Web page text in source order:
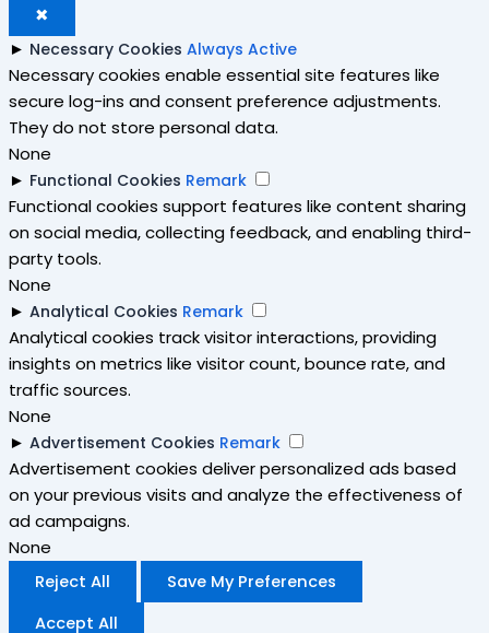
✖
► Necessary Cookies Always Active
Necessary cookies enable essential site features like
secure log-ins and consent preference adjustments.
They do not store personal data.
None
► Functional Cookies Remark
Functional cookies support features like content sharing
on social media, collecting feedback, and enabling third-
party tools.
None
► Analytical Cookies Remark
Analytical cookies track visitor interactions, providing
insights on metrics like visitor count, bounce rate, and
traffic sources.
None
► Advertisement Cookies Remark
Advertisement cookies deliver personalized ads based
on your previous visits and analyze the effectiveness of
ad campaigns.
None
Reject All
Save My Preferences
Accept All